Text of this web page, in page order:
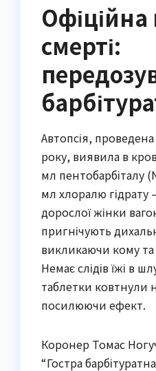
смерті:
Автопсія,
року, виявила в
мл пентобарбіталу
мл хлоралю гідрату
дорослої жінки
пригнічують
викликаючи кому
Немає слідів їжі в
таблетки ковтнули
посилюючи ефект.
Коронер Томас
“Гостра